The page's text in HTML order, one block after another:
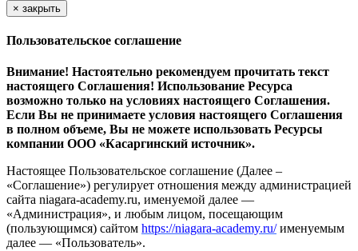
× закрыть
Пользовательское соглашение
Внимание! Настоятельно рекомендуем прочитать текст
настоящего Соглашения! Использование Ресурса
возможно только на условиях настоящего Соглашения.
Если Вы не принимаете условия настоящего Соглашения
в полном объеме, Вы не можете использовать Ресурсы
компании ООО «Касаргинский источник».
Настоящее Пользовательское соглашение (Далее –
«Соглашение») регулирует отношения между администрацией
сайта niagara-academy.ru, именуемой далее —
«Администрация», и любым лицом, посещающим
(пользующимся) сайтом https://niagara-academy.ru/именуемым
далее — «Пользователь».